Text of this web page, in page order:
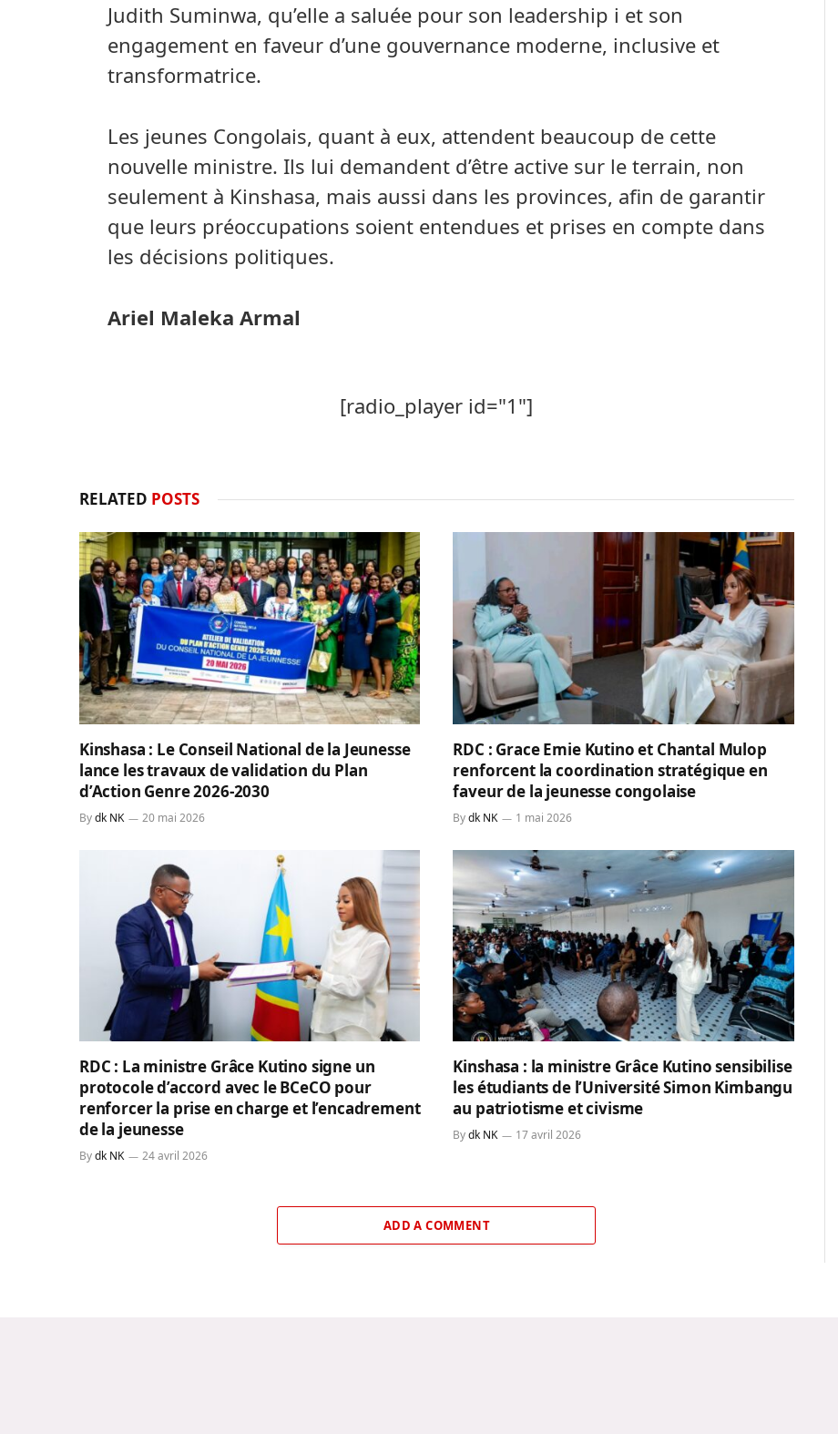
Judith Suminwa, qu’elle a saluée pour son leadership i et son
engagement en faveur d’une gouvernance moderne, inclusive et
transformatrice.
Les jeunes Congolais, quant à eux, attendent beaucoup de cette
nouvelle ministre. Ils lui demandent d’être active sur le terrain, non
seulement à Kinshasa, mais aussi dans les provinces, afin de garantir
que leurs préoccupations soient entendues et prises en compte dans
les décisions politiques.
Ariel Maleka Armal
[radio_player id="1"]
RELATED POSTS
Kinshasa : Le Conseil National de la Jeunesse
lance les travaux de validation du Plan
d’Action Genre 2026-2030
Bydk NK 20 mai 2026
RDC : Grace Emie Kutino et Chantal Mulop
renforcent la coordination stratégique en
faveur de la jeunesse congolaise
By dk NK 1 mai 2026
RDC : La ministre Grâce Kutino signe un
protocole d’accord avec le BCeCO pour
renforcer la prise en charge et l’encadrement
de la jeunesse
Bydk NK 24 avril 2026
Kinshasa : la ministre Grâce Kutino sensibilise
les étudiants de l’Université Simon Kimbangu
au patriotisme et civisme
By dk NK 17 avril 2026
ADD A COMMENT